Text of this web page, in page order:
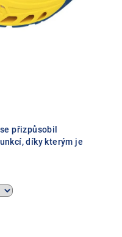
přizpůsobil
díky kterým je